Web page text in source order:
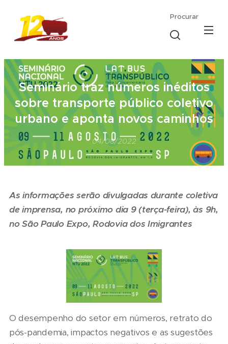
Procurar
Seminário traz números inéditos
sobre transporte público coletivo
urbano e aponta novos caminhos
04/08/2022
As informações serão divulgadas durante coletiva
de imprensa, no próximo dia 9 (terça-feira), às 9h,
no São Paulo Expo, Rodovia dos Imigrantes
O desempenho do setor em números, retrato do
pós-pandemia, impactos negativos e as sugestões